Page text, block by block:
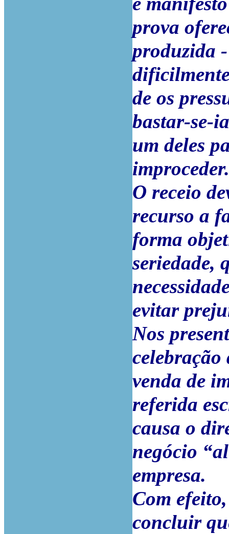
prova
produzida
de os
bastar-se-
um deles
improceder.
O receio
recurso a
forma
seriedade,
evitar
Nos
celebração
venda de
referida
causa o
negócio
empresa.
Com
concluir